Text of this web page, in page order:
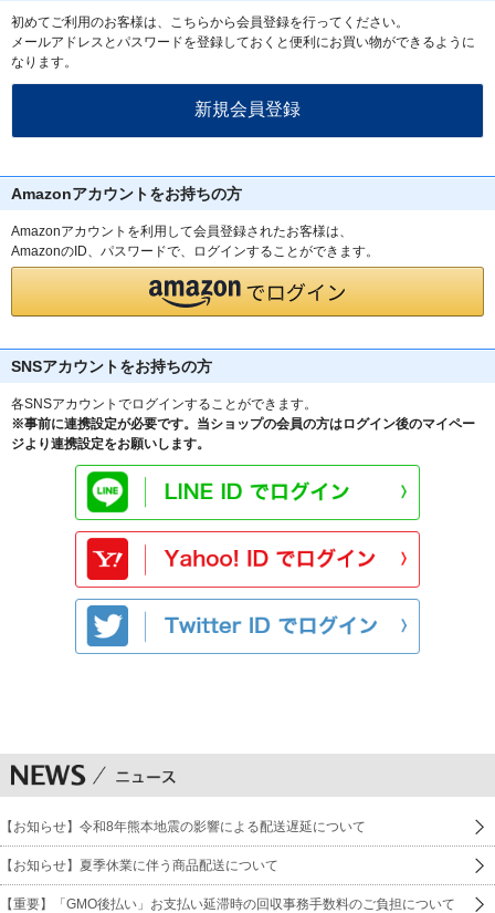
初めてご利用のお客様は、こちらから会員登録を行ってください。
メールアドレスとパスワードを登録しておくと便利にお買い物ができるように
なります。
Amazonアカウントをお持ちの方
Amazonアカウントを利用して会員登録されたお客様は、
AmazonのID、パスワードで、ログインすることができます。
SNSアカウントをお持ちの方
各SNSアカウントでログインすることができます。
※事前に連携設定が必要です。当ショップの会員の方はログイン後のマイペー
ジより連携設定をお願いします。
【お知らせ】令和8年熊本地震の影響による配送遅延について
【お知らせ】夏季休業に伴う商品配送について
【重要】「GMO後払い」お支払い延滞時の回収事務手数料のご負担について